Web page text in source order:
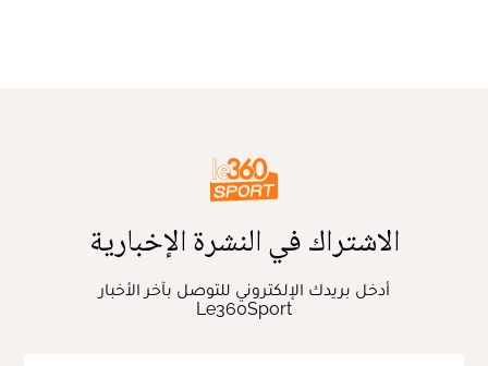
الاشتراك في النشرة الإخبارية
أدخل بريدك الإلكتروني للتوصل بآخر الأخبار
Le360Sport